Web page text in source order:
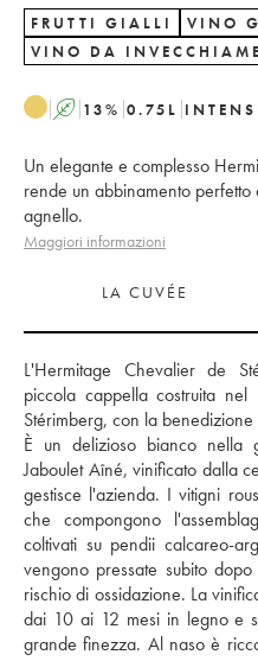
FRUTTI GIALLI
VINO
VINO DA
A 13% 0.75 L
Un elegante e complesso
rende un abbinamento
agnello.
Maggiori informazioni
LA CUVÉE
L'Hermitage Chevalier de
piccola cappella costruita
Stérimberg, con la
È un delizioso bianco nella
Jaboulet Aîné, vinificato dalla
gestisce l'azienda. I vitigni
che compongono
coltivati su pendii calcareo-
vengono pressate subito
rischio di ossidazione. La
dai 10 ai 12 mesi in legno e
grande finezza. Al naso è